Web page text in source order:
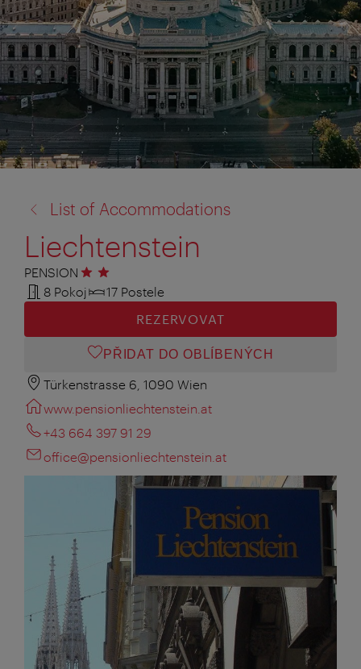
na:
List of Accommodations
Liechtenstein
PENSION 2 hvězdičky
8 Pokoj
17 Postele
REZERVOVAT
PŘIDAT DO OBLÍBENÝCH
Türkenstrasse 6, 1090 Wien
www.pensionliechtenstein.at
+43 664 397 91 29
office@pensionliechtenstein.at